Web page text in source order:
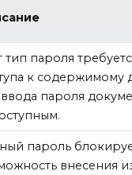
тип пароля
к содержимому
пароля
пароль
внесения